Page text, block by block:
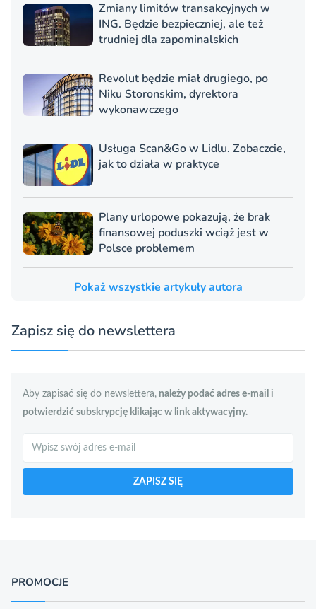
Zmiany limitów transakcyjnych w
ING. Będzie bezpieczniej, ale też
trudniej dla zapominalskich
Revolut będzie miał drugiego, po
Niku Storonskim, dyrektora
wykonawczego
Usługa Scan&Go w Lidlu. Zobaczcie,
jak to działa w praktyce
Plany urlopowe pokazują, że brak
finansowej poduszki wciąż jest w
Polsce problemem
Pokaż wszystkie artykuły autora
Zapisz się do newslettera
Aby zapisać się do newslettera, należy podać adres e-mail i
potwierdzić subskrypcję klikając w link aktywacyjny.
Szukaj
ZAPISZ SIĘ
PROMOCJE